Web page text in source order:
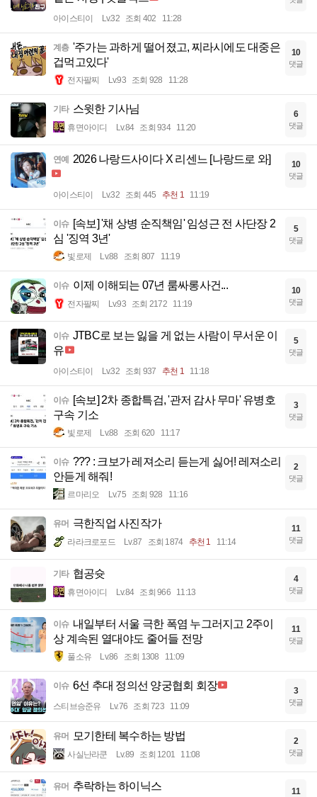
아이스티이 Lv.32 조회 402 11:28
계층 '주가는 과하게 떨어졌고, 찌라시에도 대중은
겁먹고있다'
전자팔찌 Lv.93 조회 928 11:28
10
댓글
기타 스윗한 기사님
휴면아이디 Lv.84 조회 934 11:20
6
댓글
연예 2026 나랑드사이다 X 리센느 [나랑드로 와]
아이스티이 Lv.32 조회 445 추천 1 11:19
10
댓글
이슈 [속보] '채 상병 순직책임' 임성근 전 사단장 2
심 '징역 3년'
빛로제 Lv.88 조회 807 11:19
5
댓글
이슈 이제 이해되는 07년 룸싸롱사건...
전자팔찌 Lv.93 조회 2172 11:19
10
댓글
이슈 JTBC로 보는 잃을 게 없는 사람이 무서운 이
유
아이스티이 Lv.32 조회 937 추천 1 11:18
5
댓글
이슈 [속보] 2차 종합특검, '관저 감사 무마' 유병호
구속 기소
빛로제 Lv.88 조회 620 11:17
3
댓글
이슈 ??? : 크보가 레져소리 듣는게 싫어! 레져소리
안듣게 해줘!
르마리오 Lv.75 조회 928 11:16
2
댓글
유머 극한직업 사진작가
라라크로포드 Lv.87 조회 1874 추천 1 11:14
11
댓글
기타 협공슛
휴면아이디 Lv.84 조회 966 11:13
4
댓글
이슈 내일부터 서울 극한 폭염 누그러지고 2주이
상 계속된 열대야도 줄어들 전망
풀소유 Lv.86 조회 1308 11:09
11
댓글
이슈 6선 추대 정의선 양궁협회 회장
스티브승준유 Lv.76 조회 723 11:09
3
댓글
유머 모기한테 복수하는 방법
사실난라쿤 Lv.89 조회 1201 11:08
2
댓글
유머 추락하는 하이닉스 11